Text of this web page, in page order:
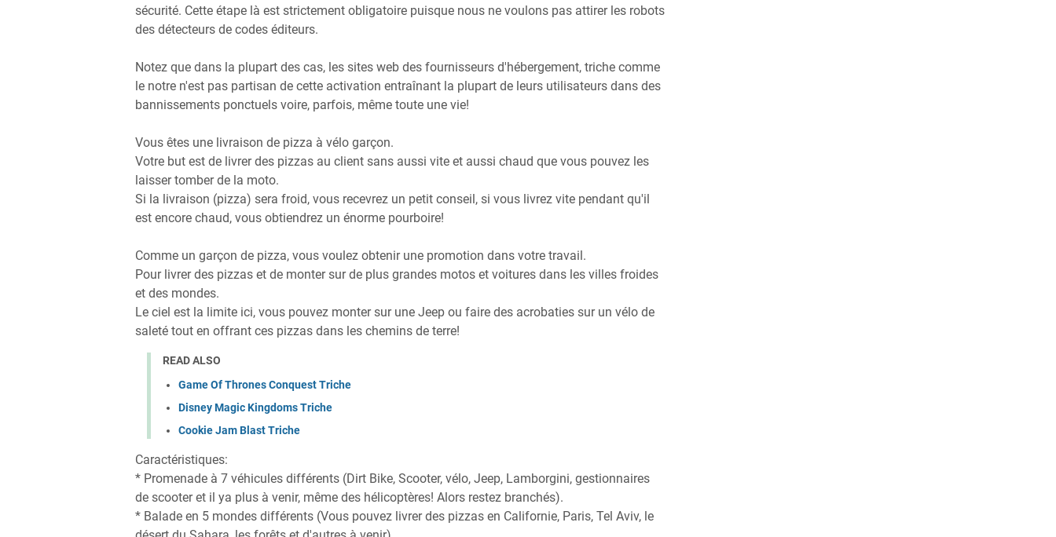
sécurité. Cette étape là est strictement obligatoire puisque nous ne voulons pas attirer les robots
des détecteurs de codes éditeurs.
Notez que dans la plupart des cas, les sites web des fournisseurs d'hébergement, triche comme
le notre n'est pas partisan de cette activation entraînant la plupart de leurs utilisateurs dans des
bannissements ponctuels voire, parfois, même toute une vie!
Vous êtes une livraison de pizza à vélo garçon.
Votre but est de livrer des pizzas au client sans aussi vite et aussi chaud que vous pouvez les
laisser tomber de la moto.
Si la livraison (pizza) sera froid, vous recevrez un petit conseil, si vous livrez vite pendant qu'il
est encore chaud, vous obtiendrez un énorme pourboire!
Comme un garçon de pizza, vous voulez obtenir une promotion dans votre travail.
Pour livrer des pizzas et de monter sur de plus grandes motos et voitures dans les villes froides
et des mondes.
Le ciel est la limite ici, vous pouvez monter sur une Jeep ou faire des acrobaties sur un vélo de
saleté tout en offrant ces pizzas dans les chemins de terre!
READ ALSO
Game Of Thrones Conquest Triche
Disney Magic Kingdoms Triche
Cookie Jam Blast Triche
Caractéristiques:
* Promenade à 7 véhicules différents (Dirt Bike, Scooter, vélo, Jeep, Lamborgini, gestionnaires
de scooter et il ya plus à venir, même des hélicoptères! Alors restez branchés).
* Balade en 5 mondes différents (Vous pouvez livrer des pizzas en Californie, Paris, Tel Aviv, le